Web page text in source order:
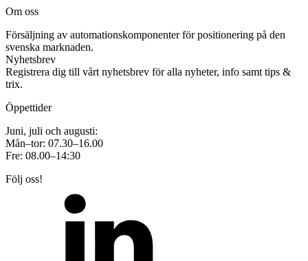
Om oss
Försäljning av automationskomponenter för positionering på den
svenska marknaden.
Nyhetsbrev
Registrera dig till vårt nyhetsbrev för alla nyheter, info samt tips &
trix.
Öppettider
Juni, juli och augusti:
Mån–tor: 07.30–16.00
Fre: 08.00–14:30
Följ oss!